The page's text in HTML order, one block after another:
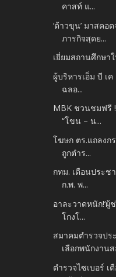
คาสท์ แ...
‘ต้าวขุน’ มาสค
ภารกิจสุดย...
เยี่ยมสถานศึกษา
ผู้บริหารเอ็ม บี เ
ฉลอ...
MBK ชวนชมฟรี
“โขน – น...
โฆษก ตร.แถลงก
ถูกตำร...
กทม. เตือนประช
ก.พ. พ...
อาละวาดหนัก!‘ผู้
โกงโ...
สมาคมตำรวจป
เลือกพนักงานส
ตำรวจไซเบอร์ เ